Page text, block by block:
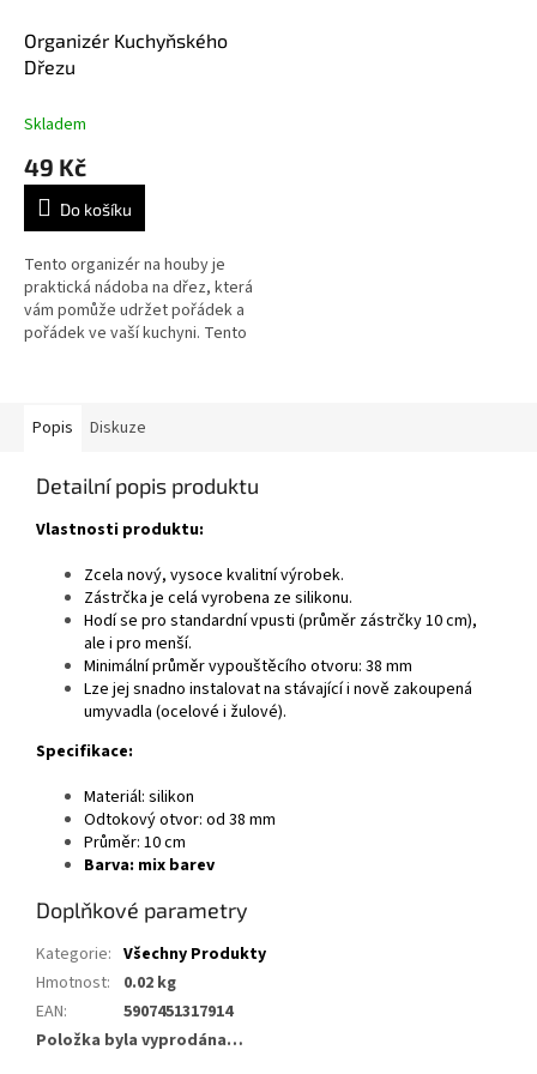
Organizér Kuchyňského
Dřezu
Skladem
49 Kč
Do košíku
Tento organizér na houby je
praktická nádoba na dřez, která
vám pomůže udržet pořádek a
pořádek ve vaší kuchyni. Tento
Popis Diskuze
Detailní popis produktu
Vlastnosti produktu:
Zcela nový, vysoce kvalitní výrobek.
Zástrčka je celá vyrobena ze silikonu.
Hodí se pro standardní vpusti (průměr zástrčky 10 cm),
ale i pro menší.
Minimální průměr vypouštěcího otvoru: 38 mm
Lze jej snadno instalovat na stávající i nově zakoupená
umyvadla (ocelové i žulové).
Specifikace:
Materiál: silikon
Odtokový otvor: od 38 mm
Průměr: 10 cm
Barva: mix barev
Doplňkové parametry
Kategorie: Všechny Produkty
Hmotnost:
0.02 kg
EAN:
5907451317914
Položka byla vyprodána…